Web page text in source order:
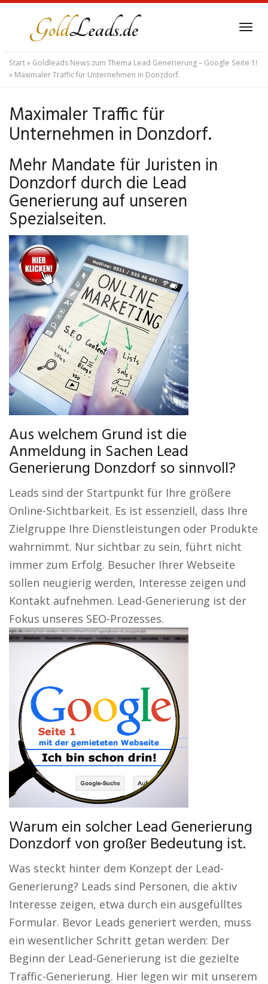
content
Start» Goldleads News zum Thema Lead Generierung – Google Seite 1!
» Maximaler Traffic für Unternehmen in Donzdorf.
Maximaler Traffic für
Unternehmen in Donzdorf.
Mehr Mandate für Juristen in
Donzdorf durch die Lead
Generierung auf unseren
Spezialseiten.
Aus welchem Grund ist die
Anmeldung in Sachen Lead
Generierung Donzdorf so sinnvoll?
Leads sind der Startpunkt für Ihre größere
Online-Sichtbarkeit. Es ist essenziell, dass Ihre
Zielgruppe Ihre Dienstleistungen oder Produkte
wahrnimmt. Nur sichtbar zu sein, führt nicht
immer zum Erfolg. Besucher Ihrer Webseite
sollen neugierig werden, Interesse zeigen und
Kontakt aufnehmen. Lead-Generierung ist der
Fokus unseres SEO-Prozesses.
Warum ein solcher Lead Generierung
Donzdorf von großer Bedeutung ist.
Was steckt hinter dem Konzept der Lead-
Generierung? Leads sind Personen, die aktiv
Interesse zeigen, etwa durch ein ausgefülltes
Formular. Bevor Leads generiert werden, muss
ein wesentlicher Schritt getan werden: Der
Beginn der Lead-Generierung ist die gezielte
Traffic-Generierung. Hier legen wir mit unserem